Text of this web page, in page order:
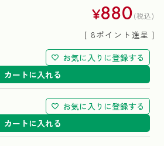
¥880 税込
[ 8ポイント進呈 ]
お気に入りに登録する
カートに入れる
お気に入りに登録する
カートに入れる